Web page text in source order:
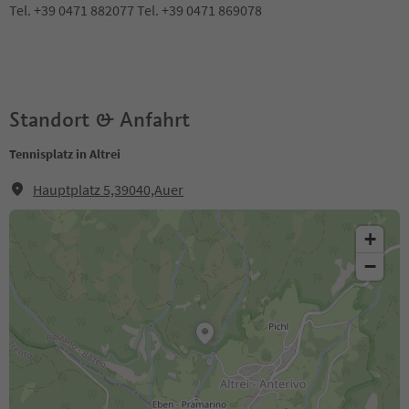
Tel. +39 0471 882077 Tel. +39 0471 869078
Standort & Anfahrt
Tennisplatz in Altrei
Hauptplatz 5,39040,Auer
+
−